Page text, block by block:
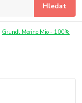
Hledat
Grundl Merino Mio - 100%